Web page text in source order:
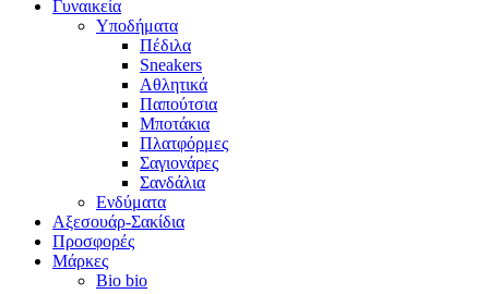
Γυναικεία
Υποδήματα
Πέδιλα
Sneakers
Αθλητικά
Παπούτσια
Μποτάκια
Πλατφόρμες
Σαγιονάρες
Σανδάλια
Ενδύματα
Αξεσουάρ-Σακίδια
Προσφορές
Μάρκες
Bio bio